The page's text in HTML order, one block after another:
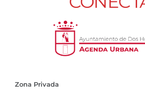
Zona Privada